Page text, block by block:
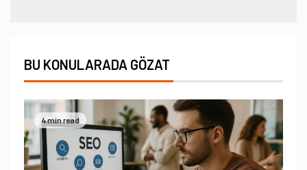
BU KONULARADA GÖZAT
4 min read